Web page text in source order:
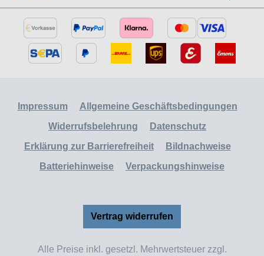
Impressum
Allgemeine Geschäftsbedingungen
Widerrufsbelehrung
Datenschutz
Erklärung zur Barrierefreiheit
Bildnachweise
Batteriehinweise
Verpackungshinweise
Vertrag widerrufen
Alle Preise inkl. gesetzl. Mehrwertsteuer zzgl.